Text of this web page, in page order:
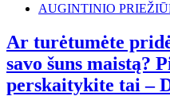
AUGINTINIO
Ar turėtumėte
savo šuns maistą?
perskaitykite tai –